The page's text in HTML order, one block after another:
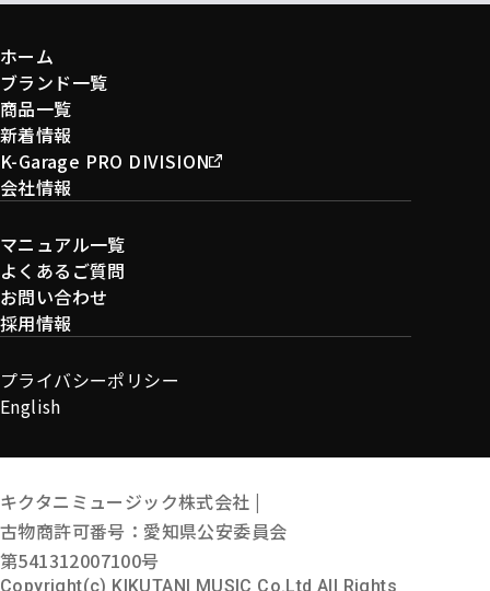
ホーム
ブランド一覧
商品一覧
新着情報
K-Garage PRO DIVISION
会社情報
マニュアル一覧
よくあるご質問
お問い合わせ
採用情報
プライバシーポリシー
English
キクタニミュージック株式会社 |
古物商許可番号：愛知県公安委員会
第541312007100号
Copyright(c) KIKUTANI MUSIC Co.Ltd All Rights